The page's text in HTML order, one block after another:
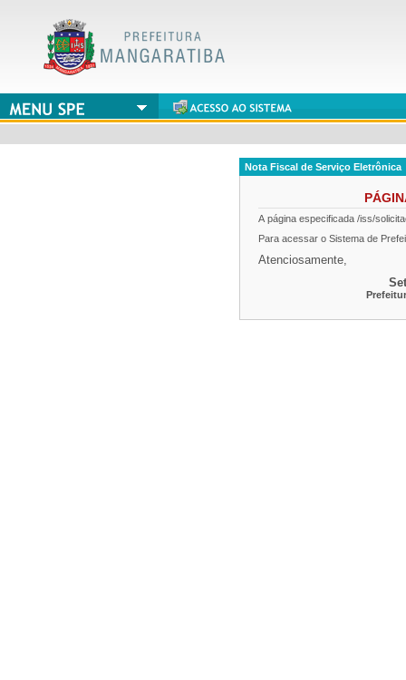
Nota Fiscal de Serviço Eletrônica
A página especificada /iss/
Para acessar o Sistema de
Atenciosamente,